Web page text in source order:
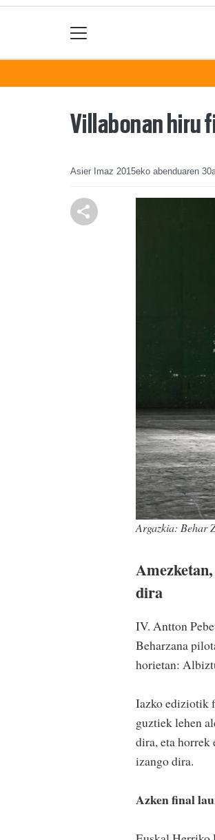
Villabonan hiru
Asier Imaz 2015eko abenduaren
Argazkia: Behar
dira
IV. Antton
Beharzana
horietan:
Iazko ediziotik
guztiek lehen
dira, eta horrek
izango dira.
Azken final